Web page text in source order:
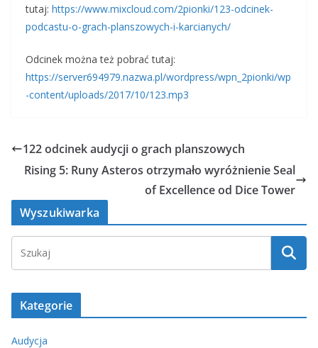
tutaj: https://www.mixcloud.com/2pionki/123-odcinek-
podcastu-o-grach-planszowych-i-karcianych/
Odcinek można też pobrać tutaj:
https://server694979.nazwa.pl/wordpress/wpn_2pionki/wp
-content/uploads/2017/10/123.mp3
122 odcinek audycji o grach planszowych
Rising 5: Runy Asteros otrzymało wyróżnienie Seal
of Excellence od Dice Tower
Wyszukiwarka
Kategorie
Audycja